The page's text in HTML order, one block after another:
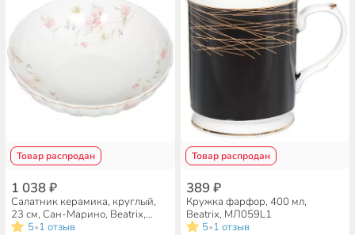
Товар распродан
1 038 ₽
Салатник керамика, круглый,
23 см, Сан-Марино, Beatrix,
МН001U
5•1 отзыв
Товар распродан
389 ₽
Кружка фарфор, 400 мл,
Beatrix, МЛ059L1
5•1 отзыв